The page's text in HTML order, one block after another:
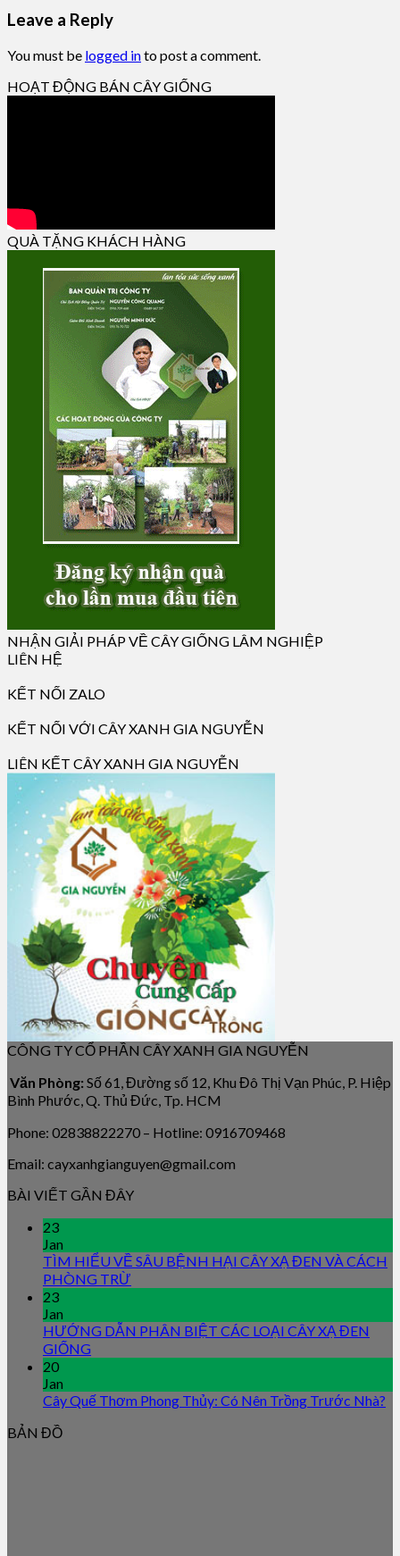
Leave a Reply
You must be logged into post a comment.
HOẠT ĐỘNG BÁN CÂY GIỐNG
QUÀ TẶNG KHÁCH HÀNG
NHẬN GIẢI PHÁP VỀ CÂY GIỐNG LÂM NGHIỆP
LIÊN HỆ
KẾT NỐI ZALO
KẾT NỐI VỚI CÂY XANH GIA NGUYỄN
LIÊN KẾT CÂY XANH GIA NGUYỄN
CÔNG TY CỔ PHẦN CÂY XANH GIA NGUYỄN
Văn Phòng: Số 61, Đường số 12, Khu Đô Thị Vạn Phúc, P. Hiệp
Bình Phước, Q. Thủ Đức, Tp. HCM
Phone: 02838822270 – Hotline: 0916709468
Email: cayxanhgianguyen@gmail.com
BÀI VIẾT GẦN ĐÂY
23
Jan
TÌM HIỂU VỀ SÂU BỆNH HẠI CÂY XẠ ĐEN VÀ CÁCH
PHÒNG TRỪ
23
Jan
HƯỚNG DẪN PHÂN BIỆT CÁC LOẠI CÂY XẠ ĐEN
GIỐNG
20
Jan
Cây Quế Thơm Phong Thủy: Có Nên Trồng Trước Nhà?
BẢN ĐỒ